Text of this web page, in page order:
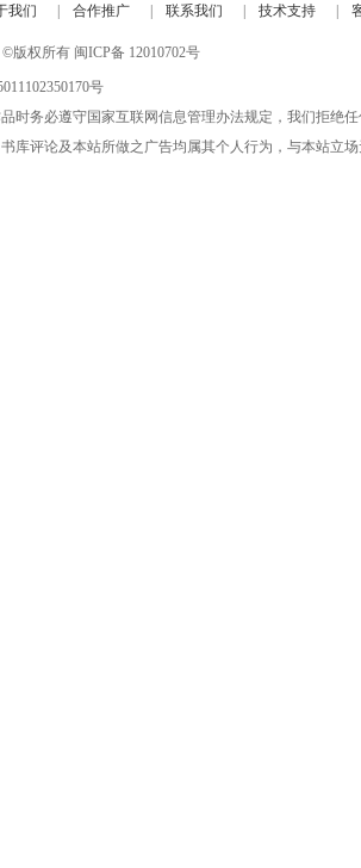
我们 合作推广 联系我们 技术支持
©版权所有 闽ICP备 12010702号
号
时务必遵守国家互联网信息管理办法规定，我们拒绝
库评论及本站所做之广告均属其个人行为，与本站立